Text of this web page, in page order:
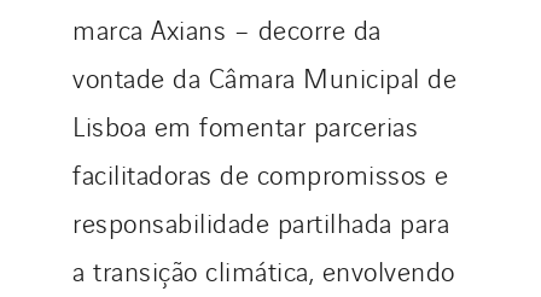
marca Axians – decorre da
vontade da Câmara Municipal de
Lisboa em fomentar parcerias
facilitadoras de compromissos e
responsabilidade partilhada para
a transição climática, envolvendo